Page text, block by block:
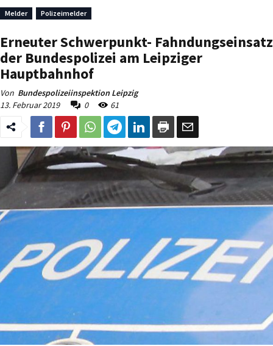
Melder Polizeimelder
Erneuter Schwerpunkt- Fahndungseinsatz
der Bundespolizei am Leipziger
Hauptbahnhof
Von Bundespolizeiinspektion Leipzig
13. Februar 2019
0 61